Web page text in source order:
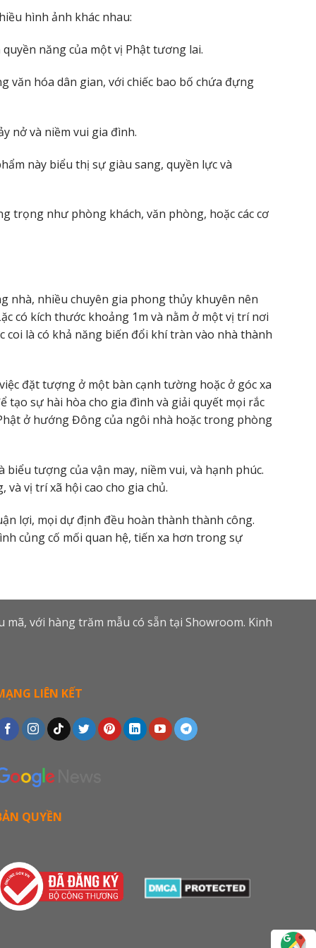
hình ảnh khác nhau:
năng của một vị Phật tương lai.
văn hóa dân gian, với chiếc bao bố chứa đựng
nở và niềm vui gia đình.
này biểu thị sự giàu sang, quyền lực và
như phòng khách, văn phòng, hoặc các cơ
nhà, nhiều chuyên gia phong thủy khuyên nên
có kích thước khoảng 1m và nằm ở một vị trí nơi
là có khả năng biến đổi khí tràn vào nhà thành
đặt tượng ở một bàn cạnh tường hoặc ở góc xa
sự hài hòa cho gia đình và giải quyết mọi rắc
ở hướng Đông của ngôi nhà hoặc trong phòng
tượng của vận may, niềm vui, và hạnh phúc.
vị trí xã hội cao cho gia chủ.
lợi, mọi dự định đều hoàn thành thành công.
củng cố mối quan hệ, tiến xa hơn trong sự
với hàng trăm mẫu có sẵn tại Showroom. Kinh
LIÊN KẾT
QUYỀN